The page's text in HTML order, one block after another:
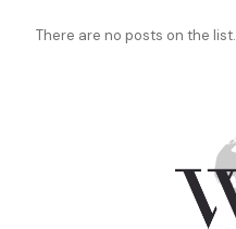
There are no posts on the list.